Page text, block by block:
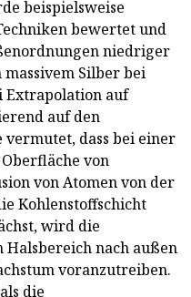
beispielsweise
bewertet und
niedriger
Silber bei
Extrapolation auf
auf den
dass bei einer
von
von Atomen von der
Kohlenstoffschicht
wird die
Halsbereich nach außen
voranzutreiben.
die